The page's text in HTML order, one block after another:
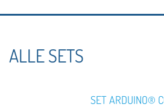
ALLE SETS
SET ARDUINO®